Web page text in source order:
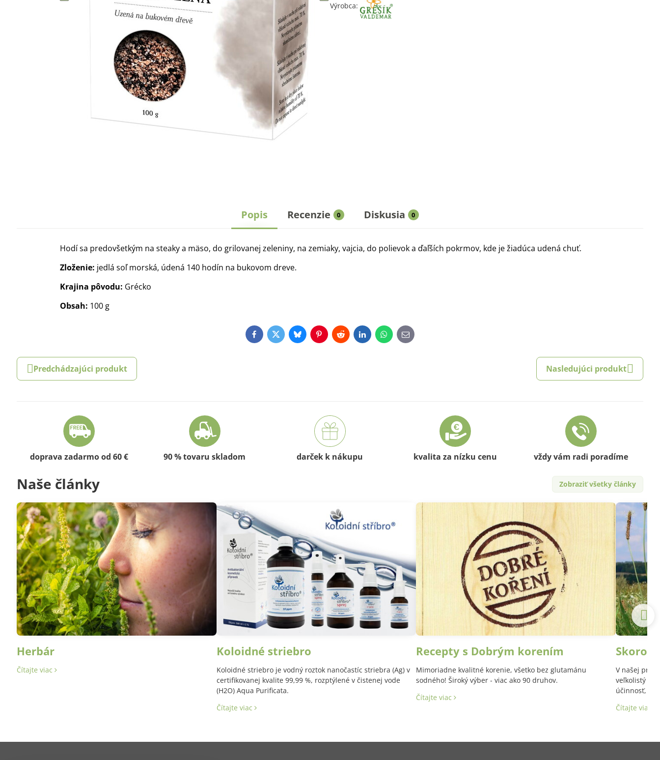
Výrobca:
Popis Recenzie 0 Diskusia 0
Hodí sa predovšetkým na steaky a mäso, do grilovanej zeleniny, na zemiaky, vajcia, do polievok a ďaľších pokrmov, kde je žiadúca udená chuť.
Zloženie: jedlá soľ morská, údená 140 hodín na bukovom dreve.
Krajina pôvodu: Grécko
Obsah: 100 g
FacebookTwitterBlueskyPinterestRedditLinkedInWhatsApp
E-
mail
Predchádzajúci produkt Nasledujúci produkt
doprava zadarmo od 60 € 90 % tovaru skladom darček k nákupu kvalita za nízku cenu vždy vám radi poradíme
Naše články
Herbár
Čítajte viac
Koloidné striebro
Koloidné striebro je vodný roztok nanočastíc striebra (Ag) v
certifikovanej kvalite 99,99 %, rozptýlené v čistenej vode
(H2O) Aqua Purificata.
Čítajte viac
Recepty s Dobrým korením
Mimoriadne kvalitné korenie, všetko bez glutamánu
sodného! Široký výber - viac ako 90 druhov.
Čítajte viac
V našej
veľkolistý a
účinnosť, aj
Čítajte viac
Zobraziť všetky články